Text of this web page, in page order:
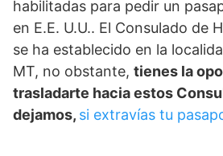
habilitadas para pedir un
en E.E. U.U.. El Consulado de
se ha establecido en la
MT, no obstante, tienes la
trasladarte hacia estos
dejamos, si extravías tu